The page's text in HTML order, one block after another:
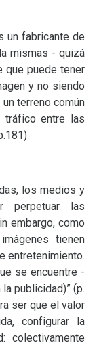
un fabricante de
mismas - quizá
que puede tener
y no siendo
terreno común
tráfico entre las
los medios y
perpetuar las
embargo, como
tienen
entretenimiento.
se encuentre -
publicidad)” (p.
ser que el valor
configurar la
colectivamente